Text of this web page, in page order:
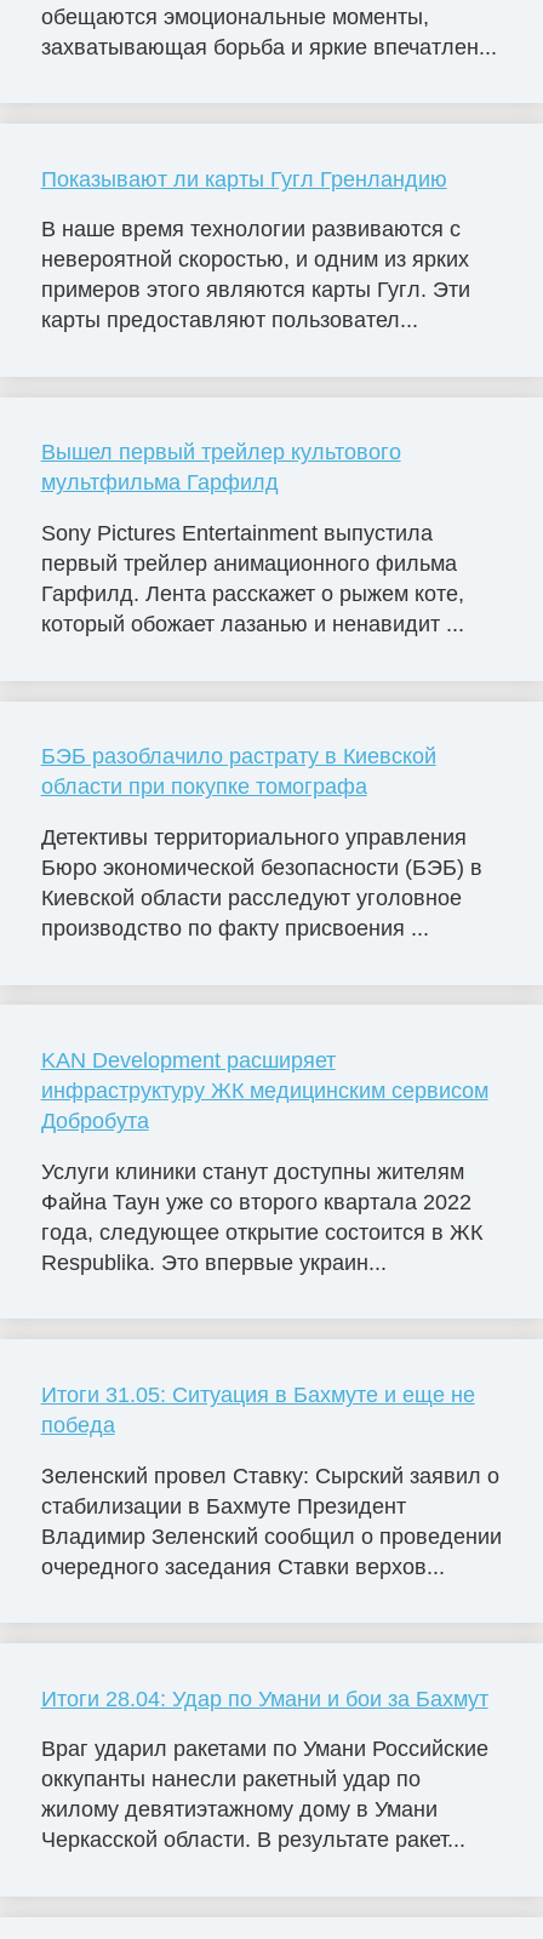
обещаются эмоциональные моменты,
захватывающая борьба и яркие впечатлен...
Показывают ли карты Гугл Гренландию
В наше время технологии развиваются с
невероятной скоростью, и одним из ярких
примеров этого являются карты Гугл. Эти
карты предоставляют пользовател...
Вышел первый трейлер культового
мультфильма Гарфилд
Sony Pictures Entertainment выпустила
первый трейлер анимационного фильма
Гарфилд. Лента расскажет о рыжем коте,
который обожает лазанью и ненавидит ...
БЭБ разоблачило растрату в Киевской
области при покупке томографа
Детективы территориального управления
Бюро экономической безопасности (БЭБ) в
Киевской области расследуют уголовное
производство по факту присвоения ...
KAN Development расширяет
инфраструктуру ЖК медицинским сервисом
Добробута
Услуги клиники станут доступны жителям
Файна Таун уже со второго квартала 2022
года, следующее открытие состоится в ЖК
Respublika. Это впервые украин...
Итоги 31.05: Ситуация в Бахмуте и еще не
победа
Зеленский провел Ставку: Сырский заявил о
стабилизации в Бахмуте Президент
Владимир Зеленский сообщил о проведении
очередного заседания Ставки верхов...
Итоги 28.04: Удар по Умани и бои за Бахмут
Враг ударил ракетами по Умани Российские
оккупанты нанесли ракетный удар по
жилому девятиэтажному дому в Умани
Черкасской области. В результате ракет...